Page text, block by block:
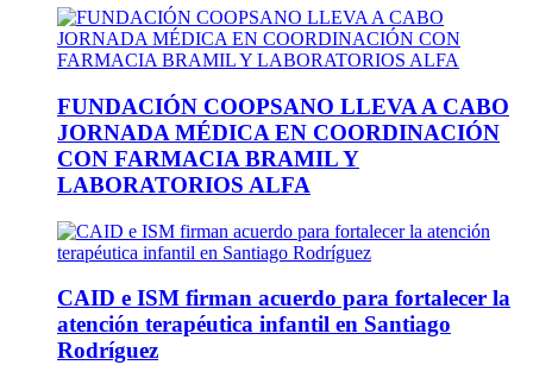
FUNDACIÓN COOPSANO LLEVA A CABO
JORNADA MÉDICA EN COORDINACIÓN
CON FARMACIA BRAMIL Y
LABORATORIOS ALFA
CAID e ISM firman acuerdo para fortalecer la
atención terapéutica infantil en Santiago
Rodríguez